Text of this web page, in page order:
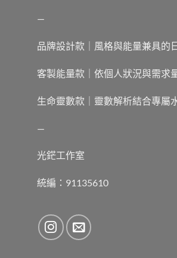
—
品牌設計款｜風格與能量兼具的
客製能量款｜依個人狀況與需求
生命靈數款｜靈數解析結合專屬
—
光鋩工作室
統編：91135610